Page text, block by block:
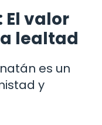
valor
lealtad
es un
y